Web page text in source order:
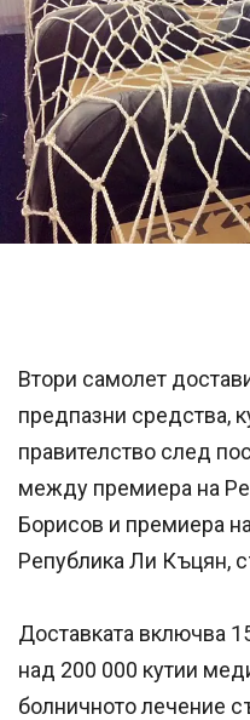
Втори самолет
предпазни средства,
правителство след
между премиера на
Борисов и премиера
Република Ли Къцян,
Доставката включва
над 200 000 кутии
болничното лечение